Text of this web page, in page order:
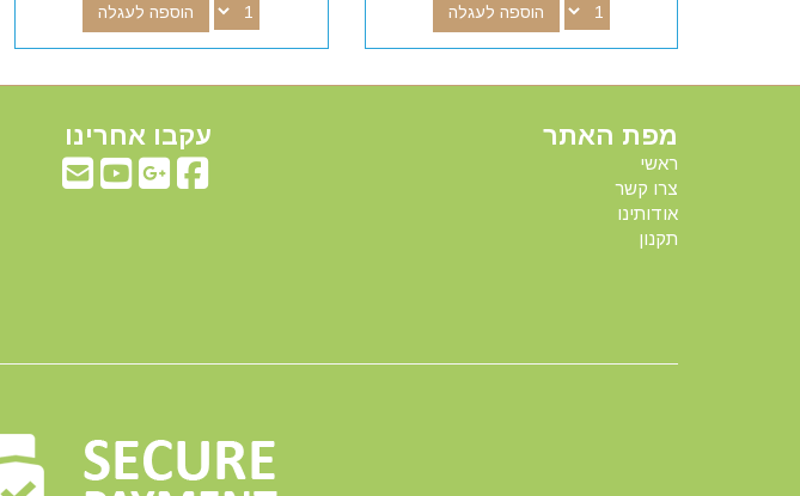
הוספה לעגלה הוספה לעגלה
מפת האתר
ראשי
צרו קשר
אודותינו
תקנון
עקבו אחרינו